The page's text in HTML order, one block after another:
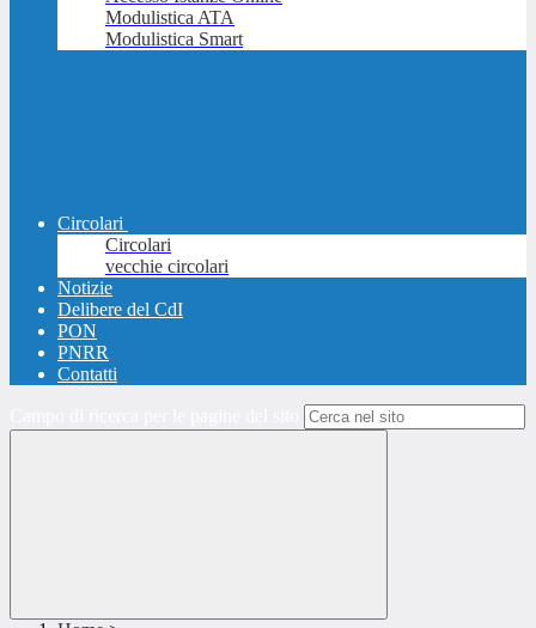
Modulistica ATA
Modulistica Smart
Circolari
Circolari
vecchie circolari
Notizie
Delibere del CdI
PON
PNRR
Contatti